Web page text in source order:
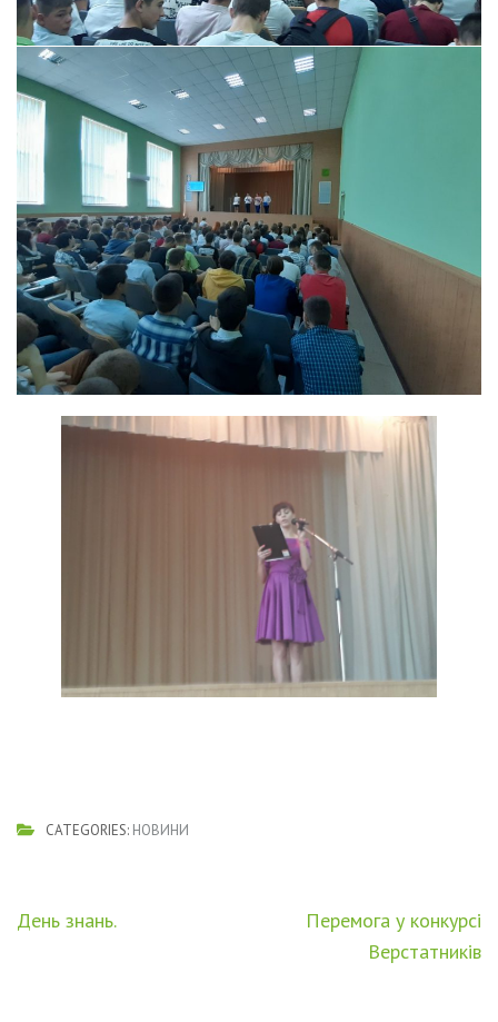
CATEGORIES: НОВИНИ
Навігація
День знань.
Перемога у конкурсі
Верстатників